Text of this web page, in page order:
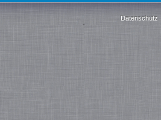
Datenschutz